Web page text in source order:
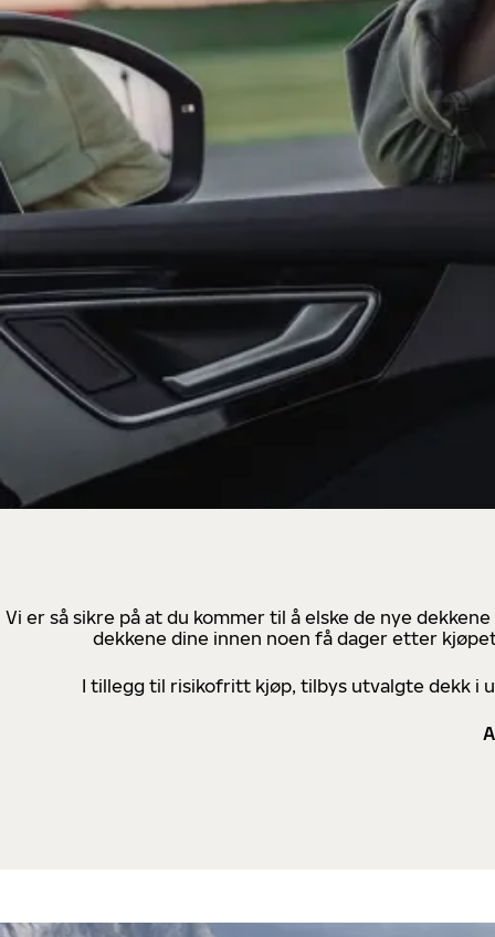
Vi er så sikre på at du kommer til å elske de nye
dekkene dine innen noen få dager etter
I tillegg til risikofritt kjøp, tilbys utvalgte dekk i